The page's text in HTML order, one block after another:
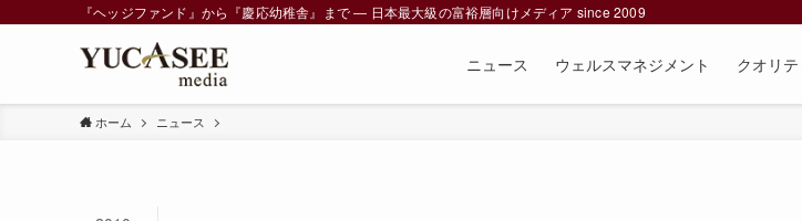
『ヘッジファンド』から『慶応幼稚舎』まで ― 日本最大級の富裕層向けメディア since 2009
ニュース ウェルスマネジメント クオリ
ホーム ニュース